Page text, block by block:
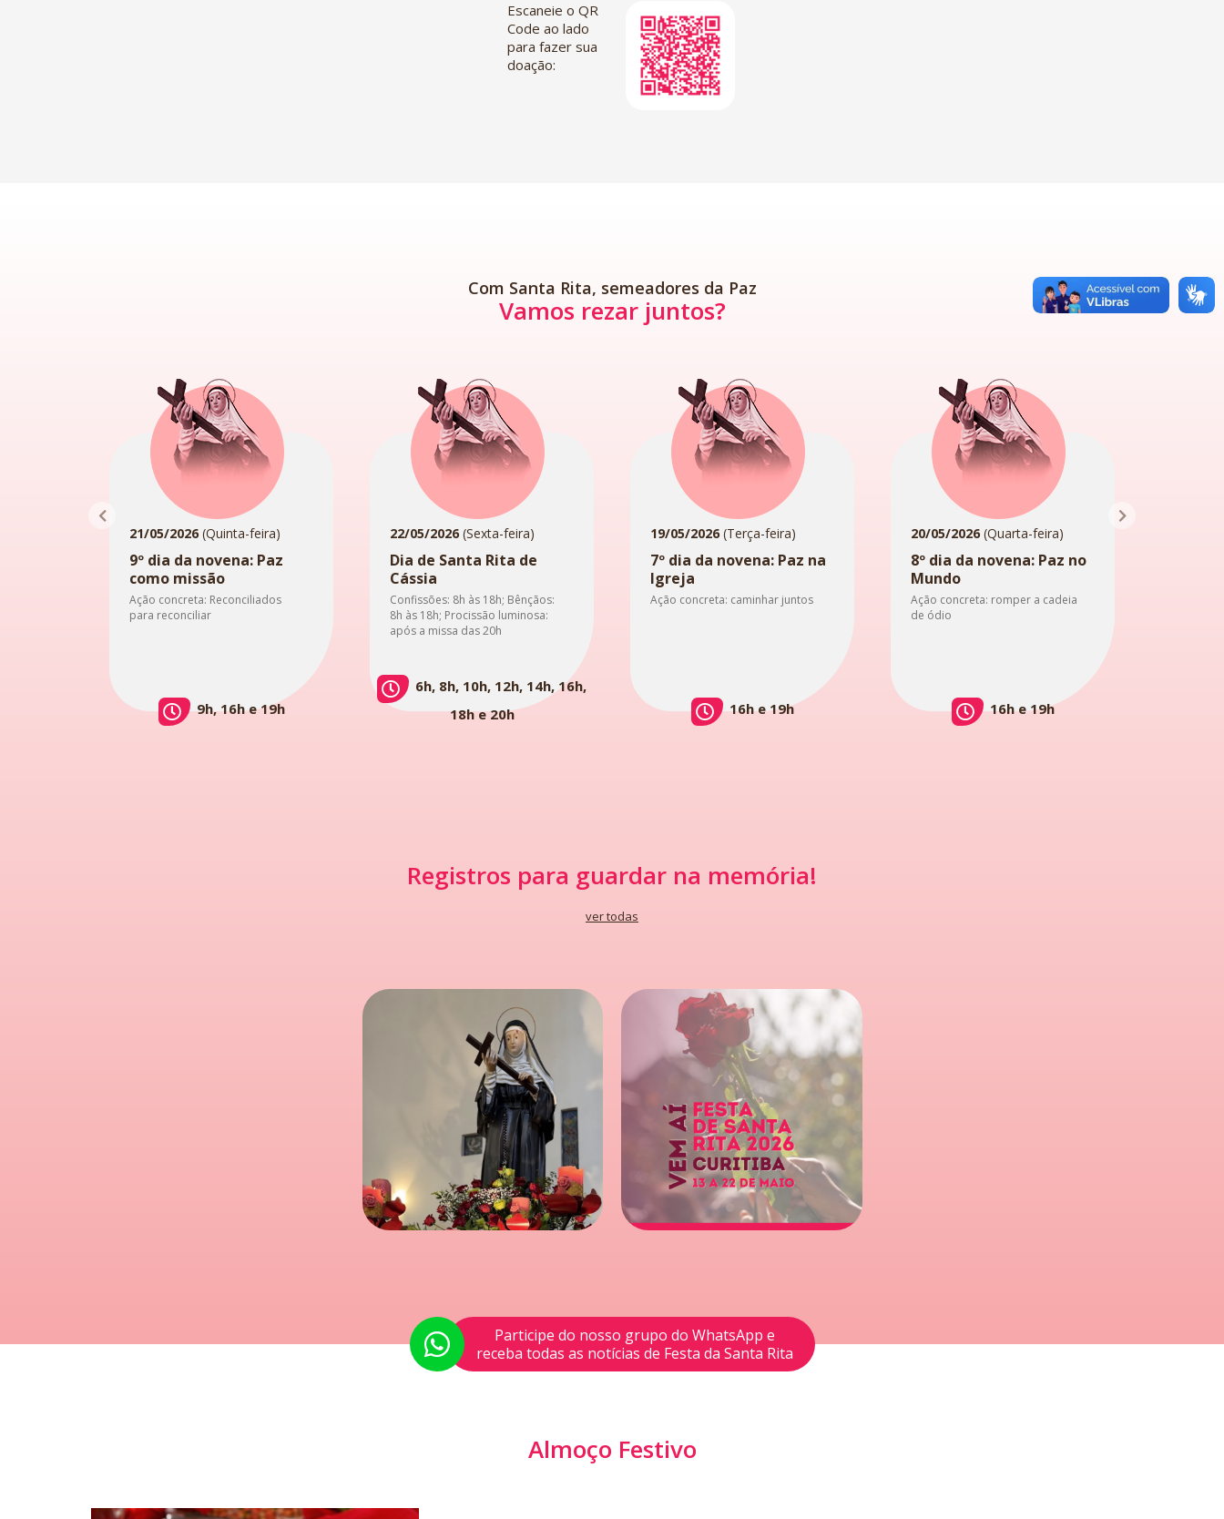
Escaneie o QR
Code ao lado
para fazer sua
doação:
Com Santa Rita, semeadores da Paz
Vamos rezar juntos?
21/05/2026 (Quinta-feira)
9º dia da novena: Paz
como missão
Ação concreta: Reconciliados
para reconciliar
9h, 16h e 19h
22/05/2026 (Sexta-feira)
Dia de Santa Rita de
Cássia
Confissões: 8h às 18h; Bênçãos:
8h às 18h; Procissão luminosa:
após a missa das 20h
6h, 8h, 10h, 12h, 14h, 16h,
18h e 20h
19/05/2026 (Terça-feira)
7º dia da novena: Paz na
Igreja
Ação concreta: caminhar juntos
16h e 19h
20/05/2026 (Quarta-feira)
8º dia da novena: Paz no
Mundo
Ação concreta: romper a cadeia
de ódio
16h e 19h
Registros para guardar na memória!
ver todas
Participe do nosso grupo do WhatsApp e
receba todas as notícias de Festa da Santa Rita
Almoço Festivo